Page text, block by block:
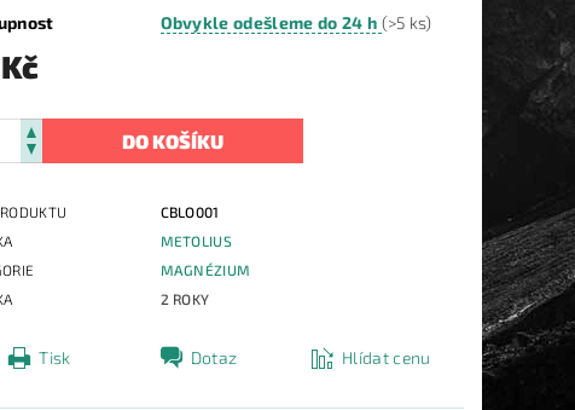
Obvykle odešleme do 24 h (>5 ks)
CBLO001
METOLIUS
MAGNÉZIUM
2 ROKY
Tisk Dotaz Hlídat cenu